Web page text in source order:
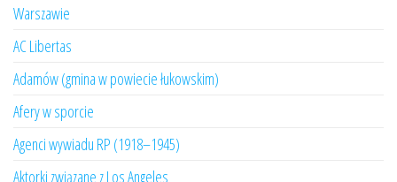
Warszawie
AC Libertas
Adamów (gmina w powiecie łukowskim)
Afery w sporcie
Agenci wywiadu RP (1918–1945)
Aktorki związane z Los Angeles